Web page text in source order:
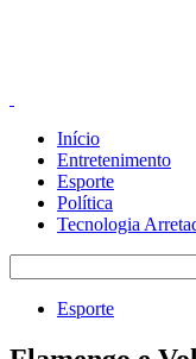
Início
Entretenimento
Esporte
Política
Tecnologia
Esporte